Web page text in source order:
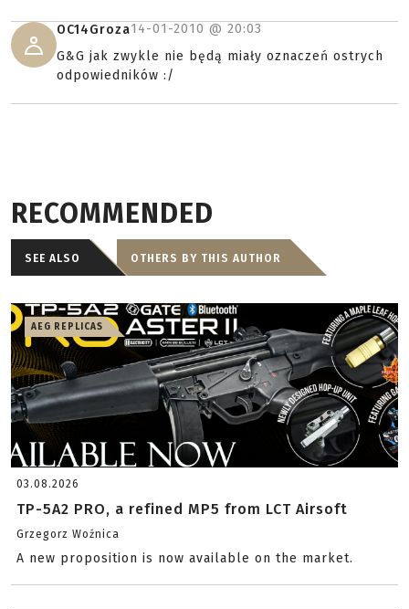
OC14Groza14-01-2010 @ 20:03
G&G jak zwykle nie będą miały oznaczeń ostrych
odpowiedników :/
RECOMMENDED
SEE ALSO OTHERS BY THIS AUTHOR
AEG REPLICAS
03.08.2026
TP-5A2 PRO, a refined MP5 from LCT Airsoft
Grzegorz Woźnica
A new proposition is now available on the market.